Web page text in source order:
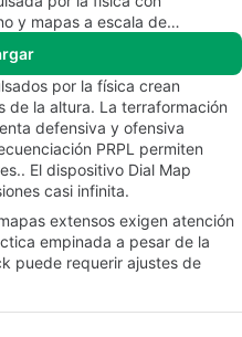
y mapas a escala de
por la física crean
de la altura. La terraformación
defensiva y ofensiva
PRPL permiten
El dispositivo Dial Map
casi infinita.
extensos exigen atención
empinada a pesar de la
puede requerir ajustes de